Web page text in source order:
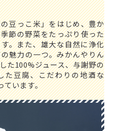
豆っこ米」をはじめ、豊か
節の野菜をたっぷり使った
。また、雄大な自然に浄化
魅力の一つ。みかんやりん
た100%ジュース、与謝野の
た豆腐、こだわりの地酒な
ています。